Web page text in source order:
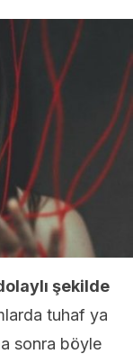
şekilde
tuhaf ya
sonra böyle